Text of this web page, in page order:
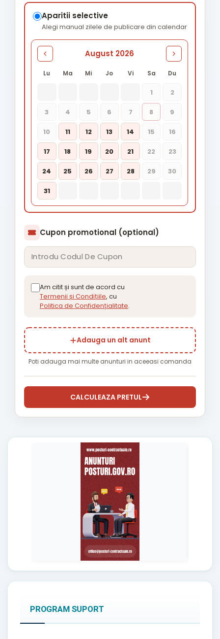
PROGRAM SUPORT
Aparitii selective
Alegi manual zilele de publicare din calendar
August 2026
Lu Ma Mi Jo Vi Sa Du
1 2
3 4 5 6 7 8 9
10 11 12 13 14 15 16
17 18 19 20 21 22 23
24 25 26 27 28 29 30
31
Cupon promotional (optional)
Am citit și sunt de acord cu
Termenii și Condițiile, cu
Politica de Confidențialitate.
Adauga un alt anunt
Poti adauga mai multe anunturi in aceeasi comanda
CALCULEAZA PRETUL